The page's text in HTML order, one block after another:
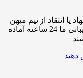
انتقاد از تیم میهن
وبمستر با ما تماس بگیرید.کارشناسان پشتیبانی ما 24 ساعته آماده
دهید